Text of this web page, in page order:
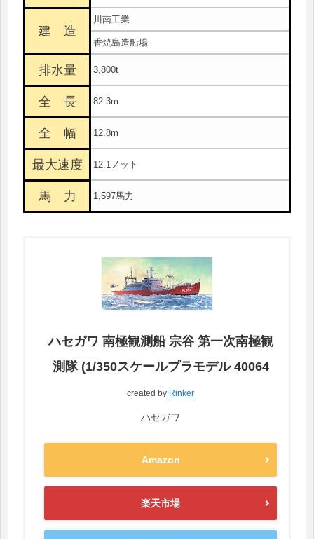
建 造
川南工業
香焼島造船場
排水量 3,800t
全 長 82.3m
全 幅 12.8m
最大速度 12.1ノット
馬 力 1,597馬力
ハセガワ 南極観測船 宗谷 第一次南極観
測隊 (1/350スケールプラモデル 40064
created by Rinker
ハセガワ
Amazon
楽天市場